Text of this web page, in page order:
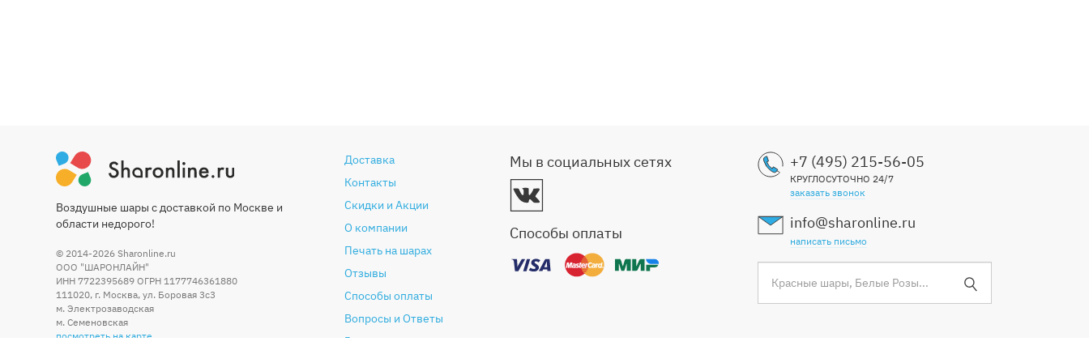
Воздушные шары с доставкой по Москве и
области недорого!
© 2014-2026 Sharonline.ru
ООО "ШАРОНЛАЙН"
ИНН 7722395689 ОГРН 1177746361880
111020, г. Москва, ул. Боровая 3c3
м. Электрозаводская
м. Семеновская
посмотреть на карте
Доставка
Контакты
Скидки и Акции
О компании
Печать на шарах
Отзывы
Способы оплаты
Вопросы и Ответы
Гарантия и возврат
Мы в социальных сетях
Способы оплаты
+7 (495) 215-56-05
КРУГЛОСУТОЧНО 24/7
заказать звонок
info@sharonline.ru
написать письмо